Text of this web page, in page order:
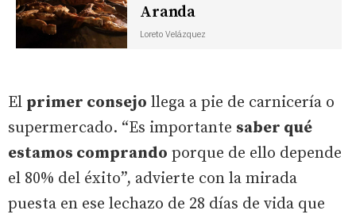
Aranda
Loreto Velázquez
El primer consejo llega a pie de carnicería o
supermercado. “Es importante saber qué
estamos comprando porque de ello depende
el 80% del éxito”, advierte con la mirada
puesta en ese lechazo de 28 días de vida que